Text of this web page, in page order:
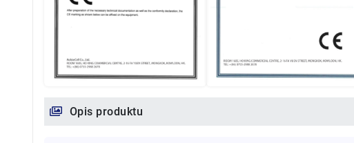
Opis produktu